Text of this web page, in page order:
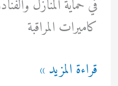
في حماية المنازل
كاميرات المراقبة
كاميرات
قراءة المزيد »